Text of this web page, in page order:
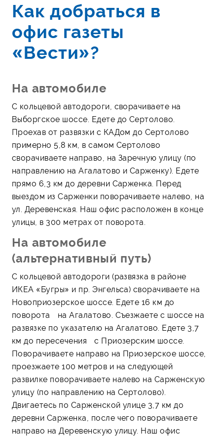
Как добраться в
офис газеты
«Вести»?
На автомобиле
С кольцевой автодороги, сворачиваете на
Выборгское шоссе. Едете до Сертолово.
Проехав от развязки с КАДом до Сертолово
примерно 5,8 км, в самом Сертолово
сворачиваете направо, на Заречную улицу (по
направлению на Агалатово и Сарженку). Едете
прямо 6,3 км до деревни Сарженка. Перед
выездом из Сарженки поворачиваете налево, на
ул. Деревенская. Наш офис расположен в конце
улицы, в 300 метрах от поворота.
На автомобиле
(альтернативный путь)
С кольцевой автодороги (развязка в районе
ИКЕА «Бугры» и пр. Энгельса) сворачиваете на
Новоприозерское шоссе. Едете 16 км до
поворота на Агалатово. Съезжаете с шоссе на
развязке по указателю на Агалатово. Едете 3,7
км до пересечения с Приозерским шоссе.
Поворачиваете направо на Приозерское шоссе,
проезжаете 100 метров и на следующей
развилке поворачиваете налево на Сарженскую
улицу (по направлению на Сертолово).
Двигаетесь по Сарженской улице 3,7 км до
деревни Сарженка, после чего поворачиваете
направо на Деревенскую улицу. Наш офис